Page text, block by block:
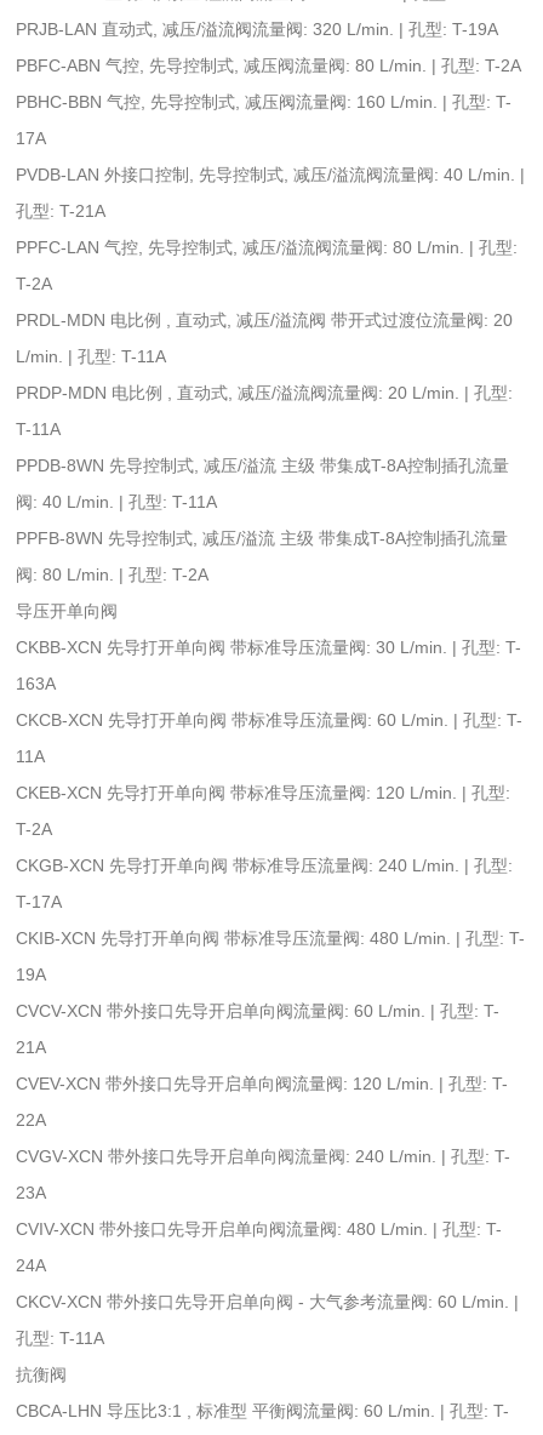
PRJB-LAN 直动式, 减压/溢流阀流量阀: 320 L/min. | 孔型: T-19A
PBFC-ABN 气控, 先导控制式, 减压阀流量阀: 80 L/min. | 孔型: T-2A
PBHC-BBN 气控, 先导控制式, 减压阀流量阀: 160 L/min. | 孔型: T-
17A
PVDB-LAN 外接口控制, 先导控制式, 减压/溢流阀流量阀: 40 L/min. |
孔型: T-21A
PPFC-LAN 气控, 先导控制式, 减压/溢流阀流量阀: 80 L/min. | 孔型:
T-2A
PRDL-MDN 电比例 , 直动式, 减压/溢流阀 带开式过渡位流量阀: 20
L/min. | 孔型: T-11A
PRDP-MDN 电比例 , 直动式, 减压/溢流阀流量阀: 20 L/min. | 孔型:
T-11A
PPDB-8WN 先导控制式, 减压/溢流 主级 带集成T-8A控制插孔流量
阀: 40 L/min. | 孔型: T-11A
PPFB-8WN 先导控制式, 减压/溢流 主级 带集成T-8A控制插孔流量
阀: 80 L/min. | 孔型: T-2A
导压开单向阀
CKBB-XCN 先导打开单向阀 带标准导压流量阀: 30 L/min. | 孔型: T-
163A
CKCB-XCN 先导打开单向阀 带标准导压流量阀: 60 L/min. | 孔型: T-
11A
CKEB-XCN 先导打开单向阀 带标准导压流量阀: 120 L/min. | 孔型:
T-2A
CKGB-XCN 先导打开单向阀 带标准导压流量阀: 240 L/min. | 孔型:
T-17A
CKIB-XCN 先导打开单向阀 带标准导压流量阀: 480 L/min. | 孔型: T-
19A
CVCV-XCN 带外接口先导开启单向阀流量阀: 60 L/min. | 孔型: T-
21A
CVEV-XCN 带外接口先导开启单向阀流量阀: 120 L/min. | 孔型: T-
22A
CVGV-XCN 带外接口先导开启单向阀流量阀: 240 L/min. | 孔型: T-
23A
CVIV-XCN 带外接口先导开启单向阀流量阀: 480 L/min. | 孔型: T-
24A
CKCV-XCN 带外接口先导开启单向阀 - 大气参考流量阀: 60 L/min. |
孔型: T-11A
抗衡阀
CBCA-LHN 导压比3:1 , 标准型 平衡阀流量阀: 60 L/min. | 孔型: T-